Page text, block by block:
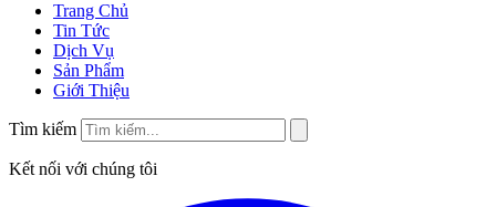
Trang Chủ
Tin Tức
Dịch Vụ
Sản Phẩm
Giới Thiệu
Tìm kiếm
Kết nối với chúng tôi